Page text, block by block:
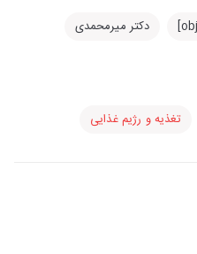
دکتر میرمحمدی
تغذیه و رژیم غذایی